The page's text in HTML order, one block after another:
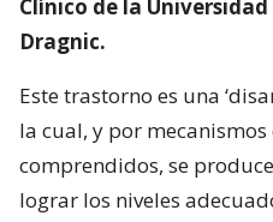
Clínico de la
Dragnic.
Este trastorno es una
la cual, y por
comprendidos, se
lograr los niveles